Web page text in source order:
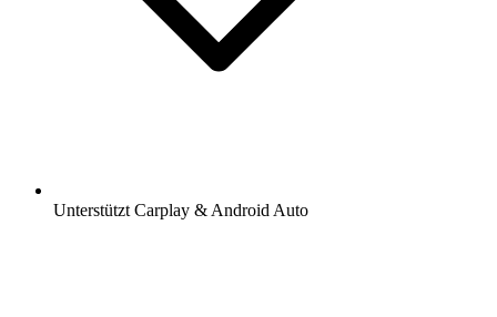
Unterstützt Carplay & Android Auto